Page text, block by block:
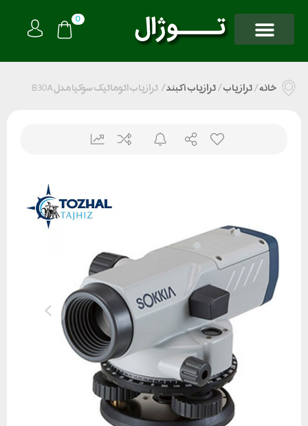
خانه/ تراز یاب/ترازیاب آکبند/ترازیاب اتوماتیک سوکیا مدل B30A